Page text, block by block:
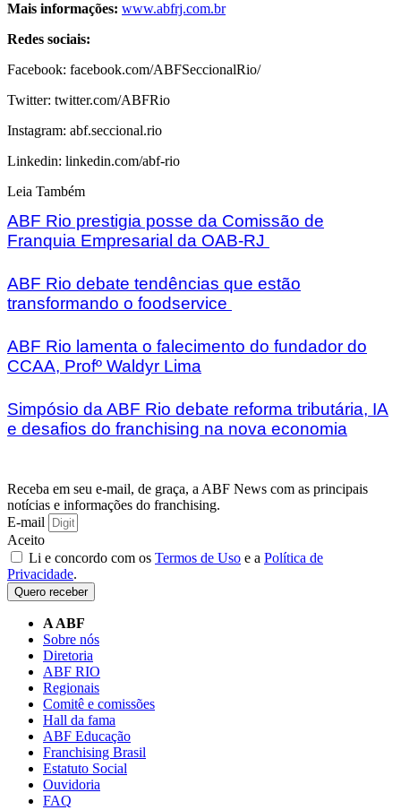
Mais informações: www.abfrj.com.br
Redes sociais:
Facebook: facebook.com/ABFSeccionalRio/
Twitter: twitter.com/ABFRio
Instagram: abf.seccional.rio
Linkedin: linkedin.com/abf-rio
Leia Também
ABF Rio prestigia posse da Comissão de
Franquia Empresarial da OAB-RJ
ABF Rio debate tendências que estão
transformando o foodservice
ABF Rio lamenta o falecimento do fundador do
CCAA, Profº Waldyr Lima
Simpósio da ABF Rio debate reforma tributária, IA
e desafios do franchising na nova economia
Receba em seu e-mail, de graça, a ABF News com as principais
notícias e informações do franchising.
E-mail
Aceito
Li e concordo com os Termos de Uso e a Política de
Privacidade.
Quero receber
A ABF
Sobre nós
Diretoria
ABF RIO
Regionais
Comitê e comissões
Hall da fama
ABF Educação
Franchising Brasil
Estatuto Social
Ouvidoria
FAQ